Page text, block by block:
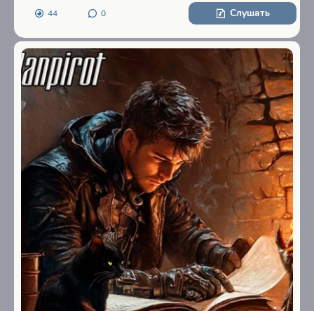
44 0 Слушать